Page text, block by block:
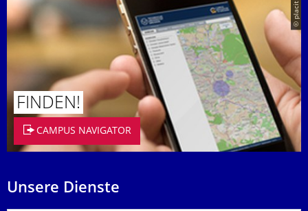
© placit
FINDEN!
CAMPUS NAVIGATOR
Unsere Dienste